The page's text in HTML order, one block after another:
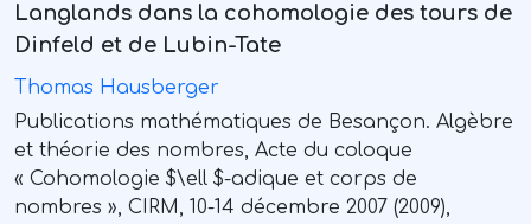
Langlands dans la cohomologie des tours de
Dinfeld et de Lubin-Tate
Thomas Hausberger
Publications mathématiques de Besançon. Algèbre
et théorie des nombres, Acte du coloque
« Cohomologie $\ell $-adique et corps de
nombres », CIRM, 10-14 décembre 2007 (2009),